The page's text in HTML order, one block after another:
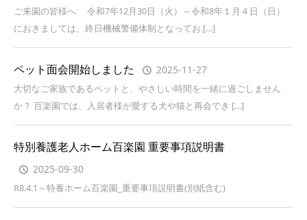
ご来園の皆様へ 令和7年12月30日（火）～令和8年１月４日（日）
におきましては、終日機械警備体制となってお […]
ペット面会開始しました 2025-11-27
大切なご家族であるペットと、やさしい時間を一緒に過ごしません
か？ 百楽園では、入居者様が愛する犬や猫と再会でき […]
特別養護老人ホーム百楽園 重要事項説明書
2025-09-30
R8.4.1～特養ホーム百楽園_重要事項説明書(別紙含む)